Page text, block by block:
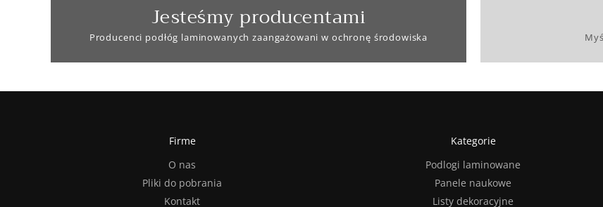
Jesteśmy producentami
Producenci podłóg laminowanych zaangażowani w ochronę środowiska
Firme
O nas
Pliki do pobrania
Kontakt
Kategorie
Podlogi laminowane
Panele naukowe
Listy dekoracyjne